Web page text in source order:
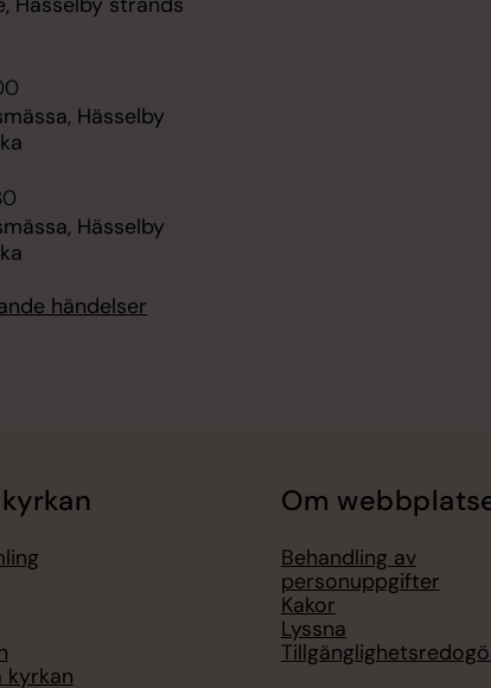
Hässelby
Hässelby
händelser
kyrkan
Om
Behandling av
personuppgifter
Kakor
Lyssna